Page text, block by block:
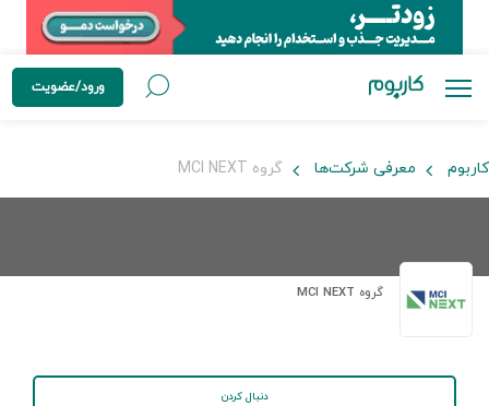
ورود/عضویت
کاربوم معرفی شرکت‌ها گروه MCI NEXT
گروه MCI NEXT
دنبال کردن